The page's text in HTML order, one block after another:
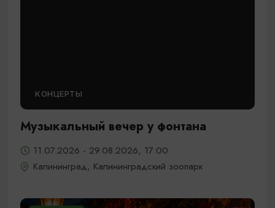
КОНЦЕРТЫ
Музыкальный вечер у фонтана
11.07.2026 - 29.08.2026, 17:00
Калининград, Калининградский зоопарк